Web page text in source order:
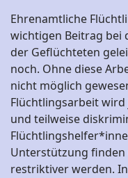
Ehrenamtliche
wichtigen Beitrag bei
der Geflüchteten
noch. Ohne diese
nicht möglich
Flüchtlingsarbeit
und teilweise
Unterstützung finden
restriktiver werden.